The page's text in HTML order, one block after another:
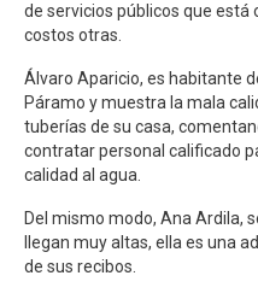
de servicios públicos que
costos otras.
Álvaro Aparicio, es habitante
Páramo y muestra la mala
tuberías de su casa,
contratar personal calificado
calidad al agua.
Del mismo modo, Ana Ardila,
llegan muy altas, ella es una
de sus recibos.